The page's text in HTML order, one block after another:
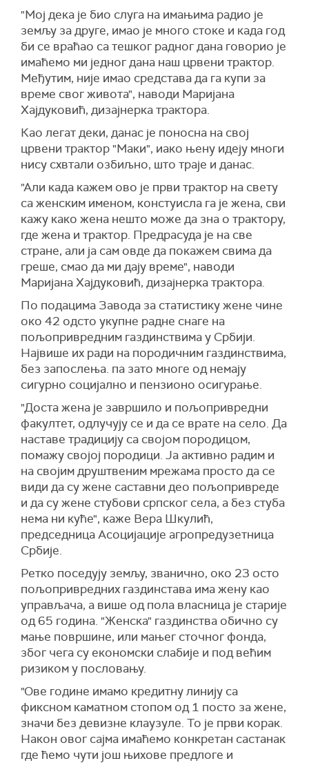
"Мој дека је био слуга на имањима радио је
земљу за друге, имао је много стоке и када год
би се враћао са тешког радног дана говорио је
имаћемо ми једног дана наш црвени трактор.
Међутим, није имао средстава да га купи за
време свог живота", наводи Маријана
Хајдуковић, дизајнерка трактора.
Као легат деки, данас је поносна на свој
црвени трактор "Маки", иако њену идеју многи
нису схвтали озбиљно, што траје и данас.
"Али када кажем ово је први трактор на свету
са женским именом, констуисла га је жена, сви
кажу како жена нешто може да зна о трактору,
где жена и трактор. Предрасуда је на све
стране, али ја сам овде да покажем свима да
греше, смао да ми дају време", наводи
Маријана Хајдуковић, дизајнерка трактора.
По подацима Завода за статистику жене чине
око 42 одсто укупне радне снаге на
пољопривредним газдинствима у Србији.
Највише их ради на породичним газдинствима,
без запослења. па зато многе од немају
сигурно социјално и пензионо осигурање.
"Доста жена је завршило и пољопривредни
факултет, одлучују се и да се врате на село. Да
наставе традицију са својом породицом,
помажу својој породици. Ја активно радим и
на својим друштвеним мрежама просто да се
види да су жене саставни део пољопривреде
и да су жене стубови српског села, а без стуба
нема ни куће", каже Вера Шкулић,
председница Асоцијације агропредузетница
Србије.
Ретко поседују земљу, званично, око 23 осто
пољопривредних газдинстава има жену као
управљача, а више од пола власница је старије
од 65 година. "Женска" газдинства обично су
мање површине, или мањег сточног фонда,
због чега су економски слабије и под већим
ризиком у пословању.
"Ове године имамо кредитну линију са
фиксном каматном стопом од 1 посто за жене,
значи без девизне клаузуле. То је први корак.
Након овог сајма имаћемо конкретан састанак
где ћемо чути још њихове предлоге и